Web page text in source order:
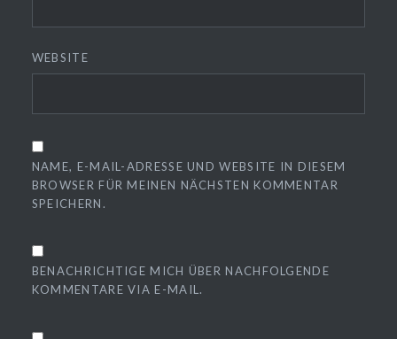
WEBSITE
NAME, E-MAIL-ADRESSE UND WEBSITE IN DIESEM
BROWSER FÜR MEINEN NÄCHSTEN KOMMENTAR
SPEICHERN.
BENACHRICHTIGE MICH ÜBER NACHFOLGENDE
KOMMENTARE VIA E-MAIL.